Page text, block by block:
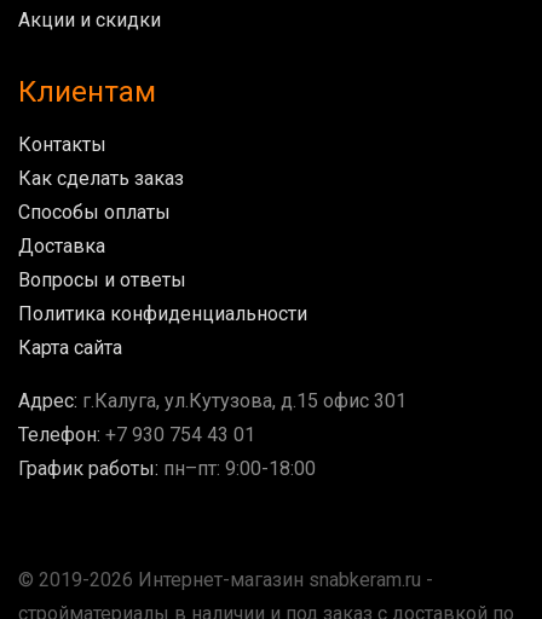
Акции и скидки
Клиентам
Контакты
Как сделать заказ
Способы оплаты
Доставка
Вопросы и ответы
Политика конфиденциальности
Карта сайта
Адрес: г.Калуга, ул.Кутузова, д.15 офис 301
Телефон: +7 930 754 43 01
График работы: пн–пт: 9:00-18:00
© 2019-2026 Интернет-магазин snabkeram.ru -
стройматериалы в наличии и под заказ с доставкой по